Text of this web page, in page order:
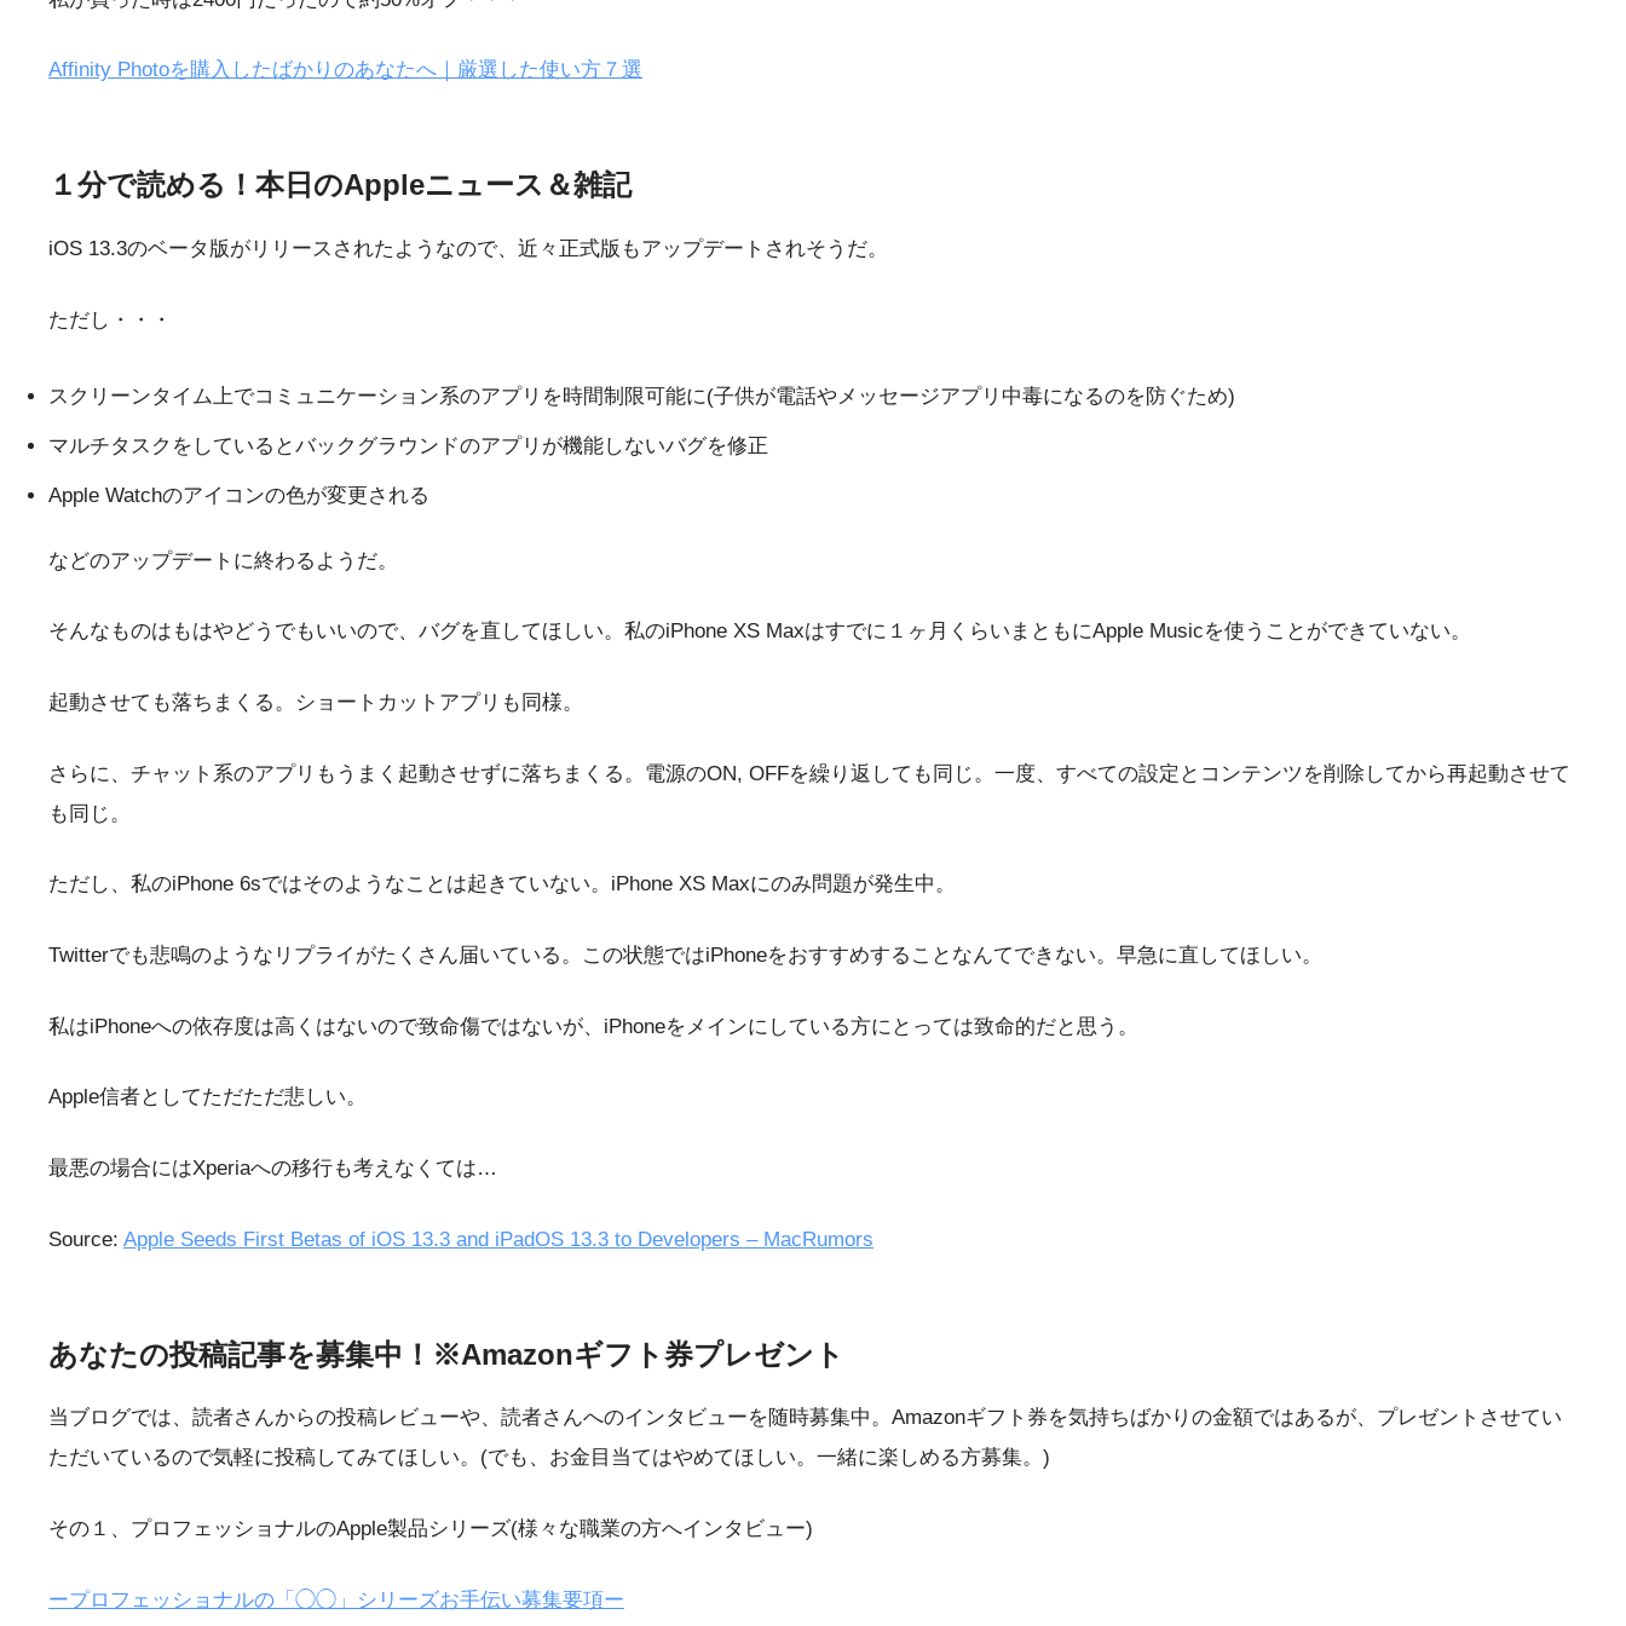
Affinity Photoを購入したばかりのあなたへ｜厳選した使い方７選
１分で読める！本日のAppleニュース＆雑記
iOS 13.3のベータ版がリリースされたようなので、近々正式版もアップデートされそうだ。
ただし・・・
スクリーンタイム上でコミュニケーション系のアプリを時間制限可能に(子供が電話やメッセージアプリ中毒になるのを防ぐため)
マルチタスクをしているとバックグラウンドのアプリが機能しないバグを修正
Apple Watchのアイコンの色が変更される
などのアップデートに終わるようだ。
そんなものはもはやどうでもいいので、バグを直してほしい。私のiPhone XS Maxはすでに１ヶ月くらいまともにApple Musicを使うことができていない。
起動させても落ちまくる。ショートカットアプリも同様。
さらに、チャット系のアプリもうまく起動させずに落ちまくる。電源のON, OFFを繰り返しても同じ。一度、すべての設定とコンテンツを削除してから再起動させて
も同じ。
ただし、私のiPhone 6sではそのようなことは起きていない。iPhone XS Maxにのみ問題が発生中。
Twitterでも悲鳴のようなリプライがたくさん届いている。この状態ではiPhoneをおすすめすることなんてできない。早急に直してほしい。
私はiPhoneへの依存度は高くはないので致命傷ではないが、iPhoneをメインにしている方にとっては致命的だと思う。
Apple信者としてただただ悲しい。
最悪の場合にはXperiaへの移行も考えなくては…
Source: Apple Seeds First Betas of iOS 13.3 and iPadOS 13.3 to Developers – MacRumors
あなたの投稿記事を募集中！※Amazonギフト券プレゼント
当ブログでは、読者さんからの投稿レビューや、読者さんへのインタビューを随時募集中。Amazonギフト券を気持ちばかりの金額ではあるが、プレゼントさせてい
ただいているので気軽に投稿してみてほしい。(でも、お金目当てはやめてほしい。一緒に楽しめる方募集。)
その１、プロフェッショナルのApple製品シリーズ(様々な職業の方へインタビュー)
ープロフェッショナルの「◯◯」シリーズお手伝い募集要項ー